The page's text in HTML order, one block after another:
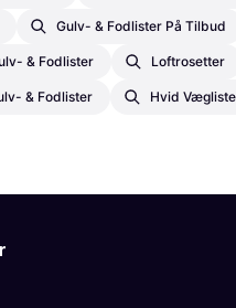
Gulv- & Fodlister På Tilbud
& Fodlister Loftrosetter
& Fodlister Hvid